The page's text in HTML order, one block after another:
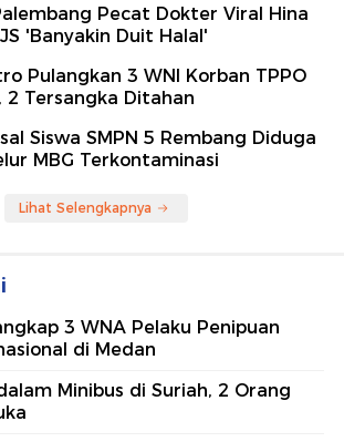
Pecat Dokter Viral Hina
'Banyakin Duit Halal'
Pulangkan 3 WNI Korban TPPO
2 Tersangka Ditahan
Siswa SMPN 5 Rembang Diduga
MBG Terkontaminasi
Lihat Selengkapnya
3 WNA Pelaku Penipuan
di Medan
Minibus di Suriah, 2 Orang